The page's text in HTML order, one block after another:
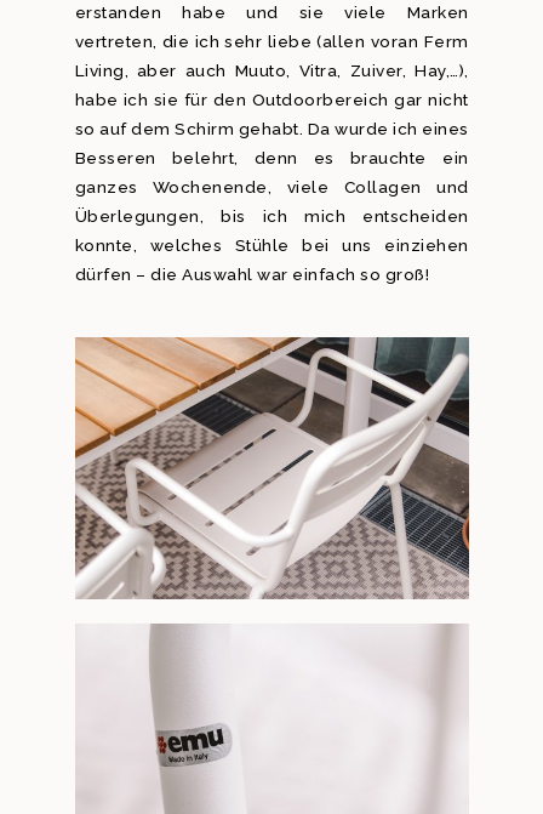
erstanden habe und sie viele Marken
vertreten, die ich sehr liebe (allen voran Ferm
Living, aber auch Muuto, Vitra, Zuiver, Hay,…),
habe ich sie für den Outdoorbereich gar nicht
so auf dem Schirm gehabt. Da wurde ich eines
Besseren belehrt, denn es brauchte ein
ganzes Wochenende, viele Collagen und
Überlegungen, bis ich mich entscheiden
konnte, welches Stühle bei uns einziehen
dürfen – die Auswahl war einfach so groß!